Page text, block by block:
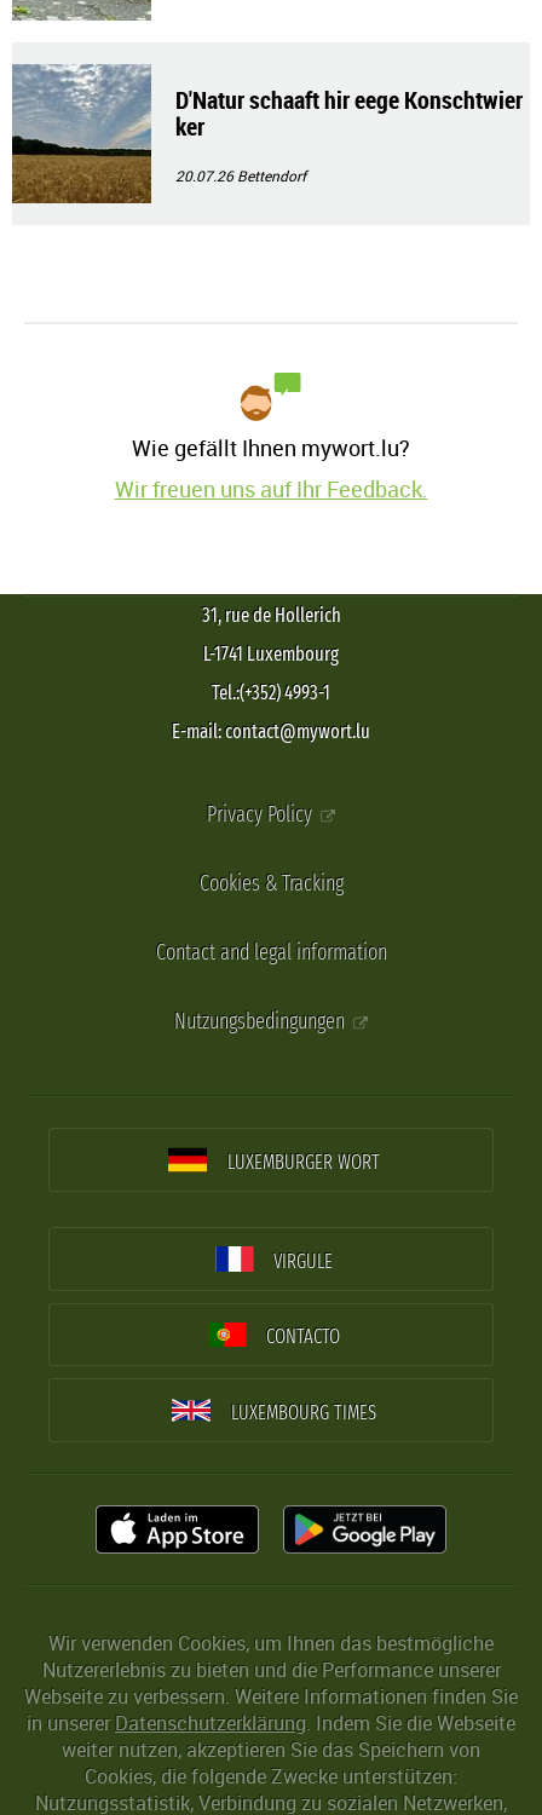
D'Natur schaaft hir eege Konschtwier
ker
20.07.26Bettendorf
Wie gefällt Ihnen mywort.lu?
Wir freuen uns auf Ihr Feedback.
31, rue de Hollerich
L-1741 Luxembourg
Tel.:(+352) 4993-1
E-mail: contact@mywort.lu
Privacy Policy
Cookies & Tracking
Contact and legal information
Nutzungsbedingungen
LUXEMBURGER WORT
VIRGULE
CONTACTO
LUXEMBOURG TIMES
Wir verwenden Cookies, um Ihnen das bestmögliche
Nutzererlebnis zu bieten und die Performance unserer
Webseite zu verbessern. Weitere Informationen finden Sie
in unserer Datenschutzerklärung. Indem Sie die Webseite
weiter nutzen, akzeptieren Sie das Speichern von
Cookies, die folgende Zwecke unterstützen:
Nutzungsstatistik, Verbindung zu sozialen Netzwerken,